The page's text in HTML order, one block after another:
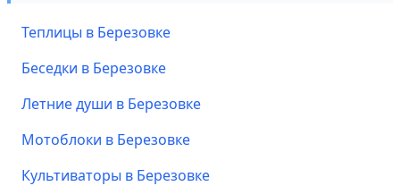
Теплицы в Березовке
Беседки в Березовке
Летние души в Березовке
Мотоблоки в Березовке
Культиваторы в Березовке